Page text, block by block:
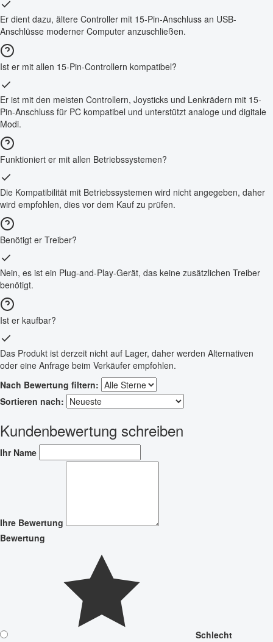
Er dient dazu, ältere Controller mit 15-Pin-Anschluss an USB-
Anschlüsse moderner Computer anzuschließen.
Ist er mit allen 15-Pin-Controllern kompatibel?
Er ist mit den meisten Controllern, Joysticks und Lenkrädern mit 15-
Pin-Anschluss für PC kompatibel und unterstützt analoge und digitale
Modi.
Funktioniert er mit allen Betriebssystemen?
Die Kompatibilität mit Betriebssystemen wird nicht angegeben, daher
wird empfohlen, dies vor dem Kauf zu prüfen.
Benötigt er Treiber?
Nein, es ist ein Plug-and-Play-Gerät, das keine zusätzlichen Treiber
benötigt.
Ist er kaufbar?
Das Produkt ist derzeit nicht auf Lager, daher werden Alternativen
oder eine Anfrage beim Verkäufer empfohlen.
Nach Bewertung filtern:
Sortieren nach:
Kundenbewertung schreiben
Ihr Name
Ihre Bewertung
Bewertung
Schlecht